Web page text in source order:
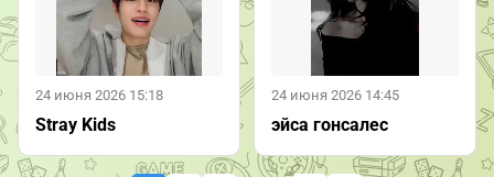
24 июня 2026 15:18
Stray Kids
24 июня 2026 14:45
эйса гонсалес